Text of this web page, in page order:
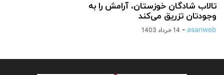
تالاب شادگان خوزستان، آرامش را به
وجودتان تزریق می‌کند
asanweb
- 14 خرداد 1403